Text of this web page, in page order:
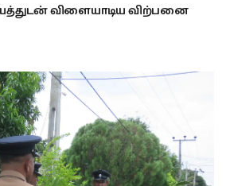
விளையாடிய விற்பனை